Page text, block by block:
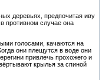
деревьях, предпочитая иву
противном случае она
голосами, качаются на
они плещутся в воде они
привлечь прохожего и
крылья за спиной